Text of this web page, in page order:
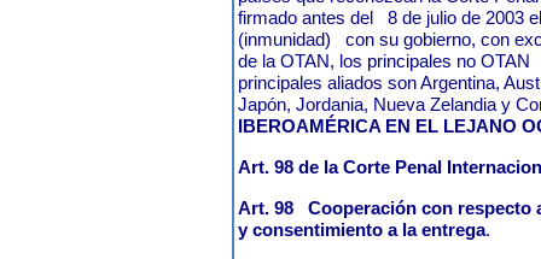
firmado antes del
8 de julio de 2003
(inmunidad)
con su gobierno, con
de la OTAN, los principales no OTAN
principales aliados son Argentina,
Japón, Jordania, Nueva Zelandia y
IBEROAMÉRICA EN EL LEJANO
Art. 98 de la Corte Penal
Art. 98
Cooperación con respecto
y consentimiento a la entrega.